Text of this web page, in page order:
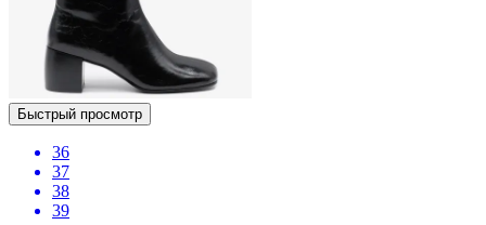
Быстрый просмотр
36
37
38
39